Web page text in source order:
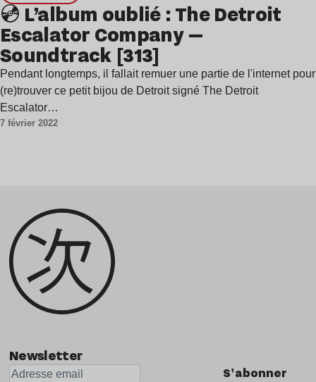
💿 L’album oublié : The Detroit
Escalator Company —
Soundtrack [313]
Pendant longtemps, il fallait remuer une partie de l'internet pour
(re)trouver ce petit bijou de Detroit signé The Detroit
Escalator…
7 février 2022
Newsletter
S'abonner